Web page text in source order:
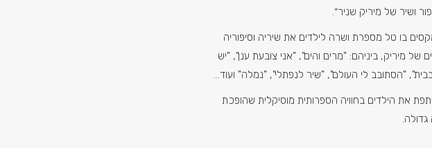
ושיר של מיריק שניר״.
בו טל מספרת ושרה לילדים את שיריה וסיפוריה
של מיריק, ביניהם: "מרים והים", "אני צובעת ענן", "יש
"הסתובב לי העולם", "שיר לנפתלי", "נמלה" ועוד…
את הילדים בחוויה הספרותית מוסיקלית שהופכת
גדולה.